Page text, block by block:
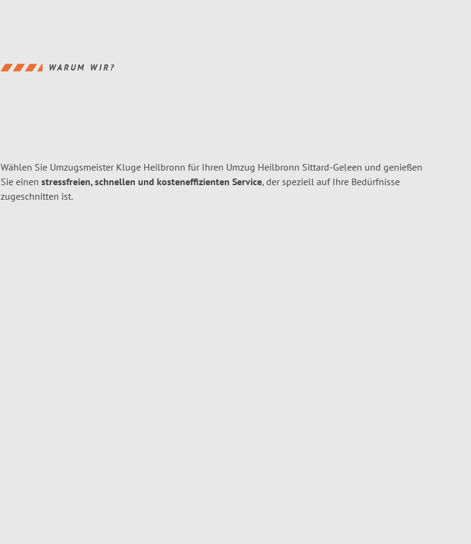
WARUM WIR?
Wählen Sie Umzugsmeister Kluge Heilbronn für Ihren Umzug Heilbronn Sittard-Geleen und genießen
Sie einen stressfreien, schnellen und kosteneffizienten Service, der speziell auf Ihre Bedürfnisse
zugeschnitten ist.